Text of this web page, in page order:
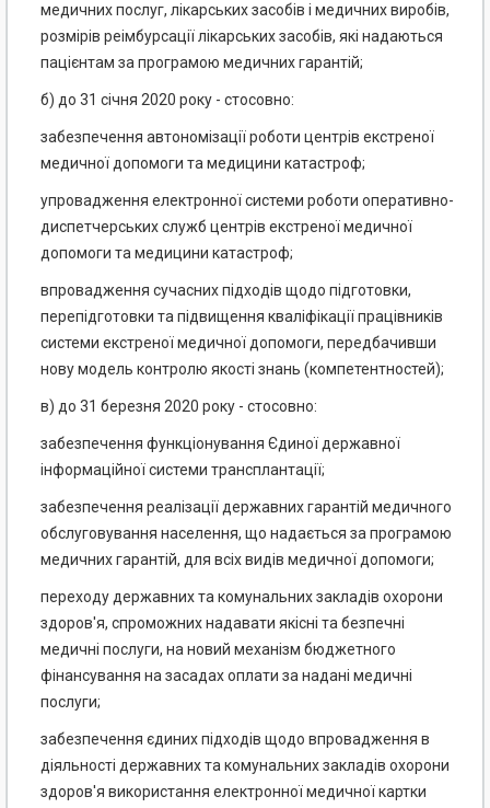
медичних послуг, лікарських засобів і медичних виробів,
розмірів реімбурсації лікарських засобів, які надаються
пацієнтам за програмою медичних гарантій;
б) до 31 січня 2020 року - стосовно:
забезпечення автономізації роботи центрів екстреної
медичної допомоги та медицини катастроф;
упровадження електронної системи роботи оперативно-
диспетчерських служб центрів екстреної медичної
допомоги та медицини катастроф;
впровадження сучасних підходів щодо підготовки,
перепідготовки та підвищення кваліфікації працівників
системи екстреної медичної допомоги, передбачивши
нову модель контролю якості знань (компетентностей);
в) до 31 березня 2020 року - стосовно:
забезпечення функціонування Єдиної державної
інформаційної системи трансплантації;
забезпечення реалізації державних гарантій медичного
обслуговування населення, що надається за програмою
медичних гарантій, для всіх видів медичної допомоги;
переходу державних та комунальних закладів охорони
здоров'я, спроможних надавати якісні та безпечні
медичні послуги, на новий механізм бюджетного
фінансування на засадах оплати за надані медичні
послуги;
забезпечення єдиних підходів щодо впровадження в
діяльності державних та комунальних закладів охорони
здоров'я використання електронної медичної картки